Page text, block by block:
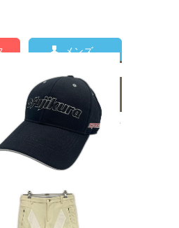
メンズ
メンズの新着商品一覧
ャップ フリー 56-59cm
ック FUJIKURA 立体ロ
しゅう シンプル
税込